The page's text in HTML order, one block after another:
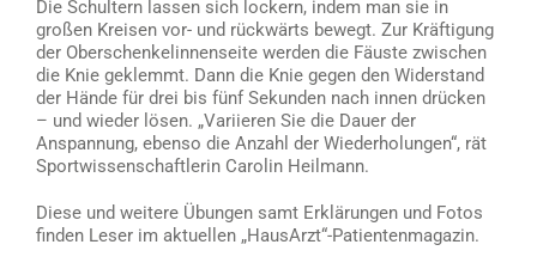
Die Schultern lassen sich lockern, indem man sie in
großen Kreisen vor- und rückwärts bewegt. Zur Kräftigung
der Oberschenkelinnenseite werden die Fäuste zwischen
die Knie geklemmt. Dann die Knie gegen den Widerstand
der Hände für drei bis fünf Sekunden nach innen drücken
– und wieder lösen. „Variieren Sie die Dauer der
Anspannung, ebenso die Anzahl der Wiederholungen“, rät
Sportwissenschaftlerin Carolin Heilmann.
Diese und weitere Übungen samt Erklärungen und Fotos
finden Leser im aktuellen „HausArzt“-Patientenmagazin.